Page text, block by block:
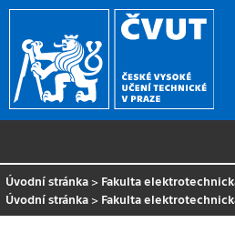
Úvodní stránka > Fakulta
Úvodní stránka > Fakulta